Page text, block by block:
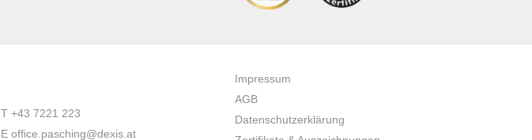
T +43 7221 223
E office.pasching@dexis.at
Impressum
AGB
Datenschutzerklärung